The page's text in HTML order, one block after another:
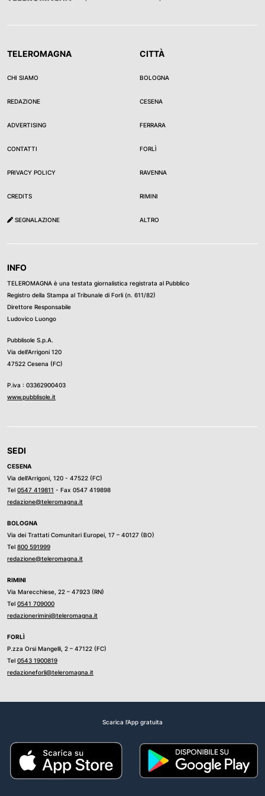
TELEROMAGNA
CHI SIAMO
REDAZIONE
ADVERTISING
CONTATTI
PRIVACY POLICY
CREDITS
SEGNALAZIONE
CITTÀ
BOLOGNA
CESENA
FERRARA
FORLÌ
RAVENNA
RIMINI
ALTRO
INFO
TELEROMAGNA è una testata giornalistica registrata al Pubblico
Registro della Stampa al Tribunale di Forli (n. 611/82)
Direttore Responsabile
Ludovico Luongo
Pubblisole S.p.A.
Via dell’Arrigoni 120
47522 Cesena (FC)
P.iva : 03362900403
www.pubblisole.it
SEDI
CESENA
Via dell’Arrigoni, 120 - 47522 (FC)
Tel 0547 419811 - Fax 0547 419898
redazione@teleromagna.it
BOLOGNA
Via dei Trattati Comunitari Europei, 17 – 40127 (BO)
Tel 800 591999
redazione@teleromagna.it
RIMINI
Via Marecchiese, 22 – 47923 (RN)
Tel 0541 709000
redazionerimini@teleromagna.it
FORLÌ
P.zza Orsi Mangelli, 2 – 47122 (FC)
Tel 0543 1900819
redazioneforli@teleromagna.it
Scarica l'App gratuita